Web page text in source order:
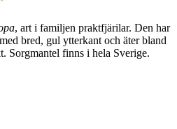
, art i familjen praktfjärilar. Den har
bred, gul ytterkant och äter bland
Sorgmantel finns i hela Sverige.